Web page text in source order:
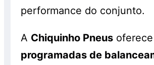
performance do conjunto.
A Chiquinho Pneus oferece
programadas de